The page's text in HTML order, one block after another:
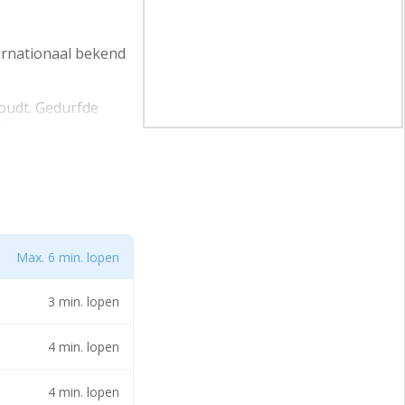
bekend
Gedurfde
Max. 6 min. lopen
3 min. lopen
4 min. lopen
4 min. lopen